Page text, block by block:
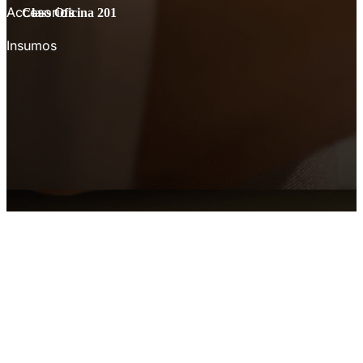
Class Oficina 201
Accesorios
Insumos